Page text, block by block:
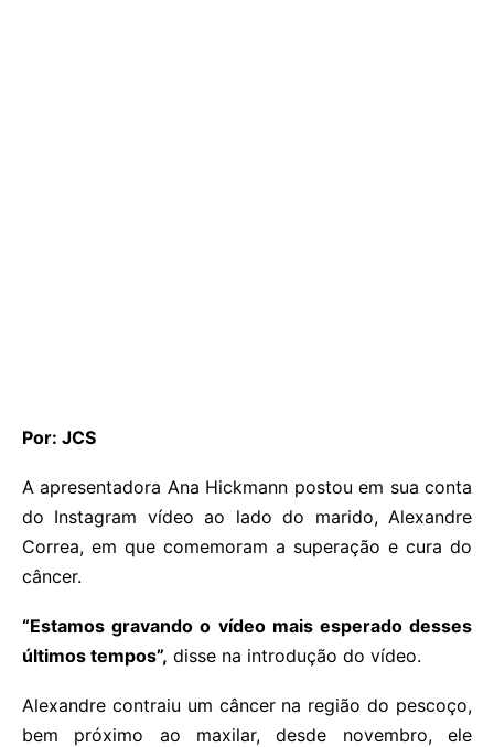
Por: JCS
A apresentadora Ana Hickmann postou em sua conta
do Instagram vídeo ao lado do marido, Alexandre
Correa, em que comemoram a superação e cura do
câncer.
“Estamos gravando o vídeo mais esperado desses
últimos tempos”, disse na introdução do vídeo.
Alexandre contraiu um câncer na região do pescoço,
bem próximo ao maxilar, desde novembro, ele